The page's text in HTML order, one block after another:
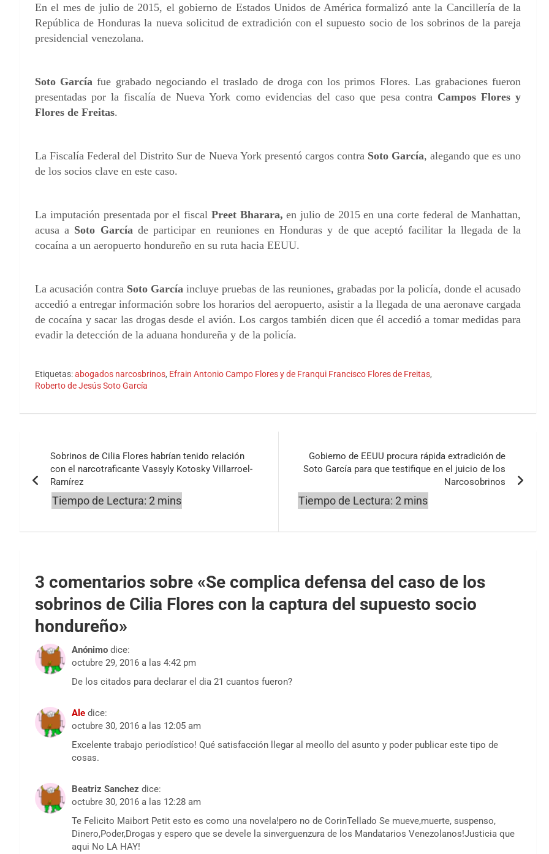
En el mes de julio de 2015, el gobierno de Estados Unidos de América formalizó ante la Cancillería de la
República de Honduras la nueva solicitud de extradición con el supuesto socio de los sobrinos de la pareja
presidencial venezolana.
Soto García fue grabado negociando el traslado de droga con los primos Flores. Las grabaciones fueron
presentadas por la fiscalía de Nueva York como evidencias del caso que pesa contra Campos Flores y
Flores de Freitas.
La Fiscalía Federal del Distrito Sur de Nueva York presentó cargos contra Soto García, alegando que es uno
de los socios clave en este caso.
La imputación presentada por el fiscal Preet Bharara, en julio de 2015 en una corte federal de Manhattan,
acusa a Soto García de participar en reuniones en Honduras y de que aceptó facilitar la llegada de la
cocaína a un aeropuerto hondureño en su ruta hacia EEUU.
La acusación contra Soto García incluye pruebas de las reuniones, grabadas por la policía, donde el acusado
accedió a entregar información sobre los horarios del aeropuerto, asistir a la llegada de una aeronave cargada
de cocaína y sacar las drogas desde el avión. Los cargos también dicen que él accedió a tomar medidas para
evadir la detección de la aduana hondureña y de la policía.
Etiquetas:abogados narcosbrinos, Efrain Antonio Campo Flores y de Franqui Francisco Flores de Freitas,
Roberto de Jesús Soto García
entradas
Sobrinos de Cilia Flores habrían tenido relación
con el narcotraficante Vassyly Kotosky Villarroel-
Ramírez
Gobierno de EEUU procura rápida extradición de
Soto García para que testifique en el juicio de los
Narcosobrinos
3 comentarios sobre «Se complica defensa del caso de los
sobrinos de Cilia Flores con la captura del supuesto socio
hondureño»
Anónimo dice:
octubre 29, 2016 a las 4:42 pm
De los citados para declarar el dia 21 cuantos fueron?
Ale dice:
octubre 30, 2016 a las 12:05 am
Excelente trabajo periodístico! Qué satisfacción llegar al meollo del asunto y poder publicar este tipo de
cosas.
Beatriz Sanchez dice:
octubre 30, 2016 a las 12:28 am
Te Felicito Maibort Petit esto es como una novela!pero no de CorinTellado Se mueve,muerte, suspenso,
Dinero,Poder,Drogas y espero que se devele la sinverguenzura de los Mandatarios Venezolanos!Justicia que
aqui No LA HAY!